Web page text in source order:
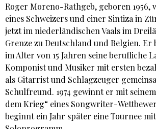
Roger Moreno-Rathgeb, geboren 1956,
eines Schweizers und einer Sintiza in
jetzt im niederländischen Vaals im
Grenze zu Deutschland und Belgien.
im Alter von 15 Jahren seine berufliche
Komponist und Musiker mit ersten
als Gitarrist und Schlagzeuger
Schulfreund. 1974 gewinnt er mit
dem Krieg“ eines Songwriter-
beginnt ein Jahr später eine Tournee